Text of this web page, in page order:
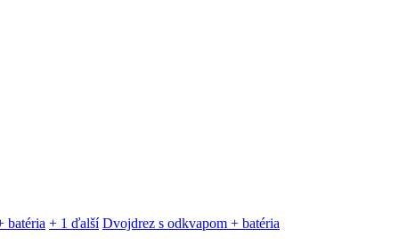
batéria + 1 ďalší Dvojdrez s odkvapom + batéria